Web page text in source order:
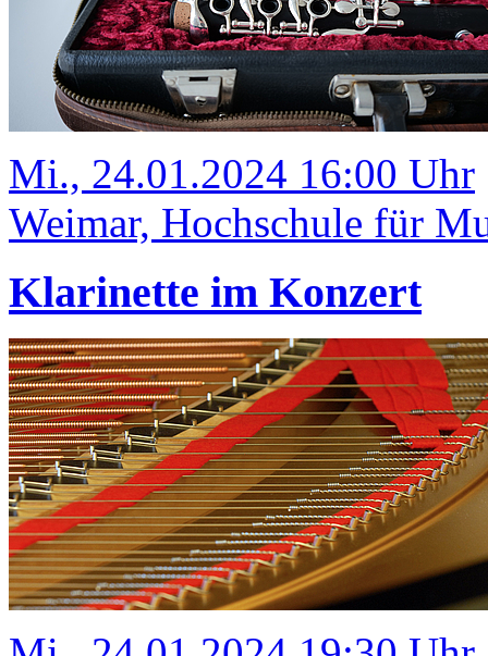
Mi., 24.01.2024 16:00 Uhr
Weimar, Hochschule für
Klarinette im Konzert